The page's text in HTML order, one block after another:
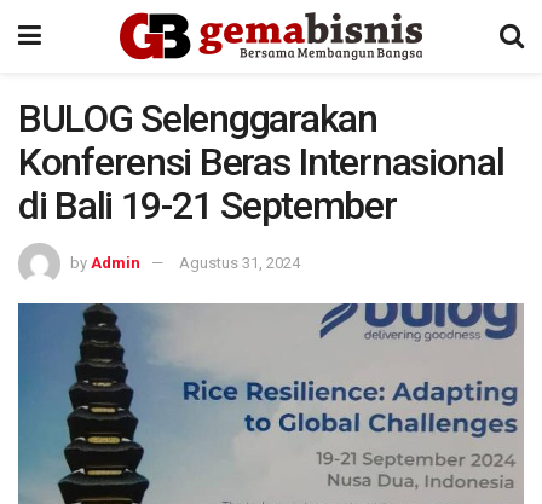
BULOG Selenggarakan
Konferensi Beras Internasional
di Bali 19-21 September
by Admin Agustus 31, 2024